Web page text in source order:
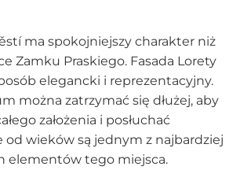
ma spokojniejszy charakter niż
Zamku Praskiego. Fasada Lorety
elegancki i reprezentacyjny.
można zatrzymać się dłużej, aby
założenia i posłuchać
od wieków są jednym z najbardziej
elementów tego miejsca.